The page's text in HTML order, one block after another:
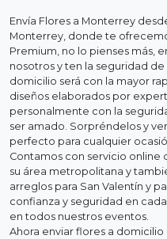
Envía Flores a Monterrey
Monterrey, donde te
Premium, no lo pienses más,
nosotros y ten la seguridad
domicilio será con la mayor
diseños elaborados por
personalmente con la
ser amado. Sorpréndelos y
perfecto para cualquier
Contamos con servicio online
su área metropolitana y
arreglos para San Valentín y
confianza y seguridad en
en todos nuestros eventos.
Ahora enviar flores a